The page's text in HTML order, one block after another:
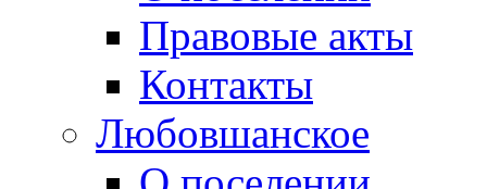
Правовые акты
Контакты
Любовшанское